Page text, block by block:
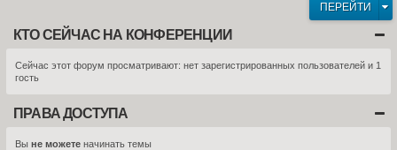
ПЕРЕЙТИ
КТО СЕЙЧАС НА КОНФЕРЕНЦИИ
Сейчас этот форум просматривают: нет зарегистрированных пользователей и 1
гость
ПРАВА ДОСТУПА
Вы не можете начинать темы